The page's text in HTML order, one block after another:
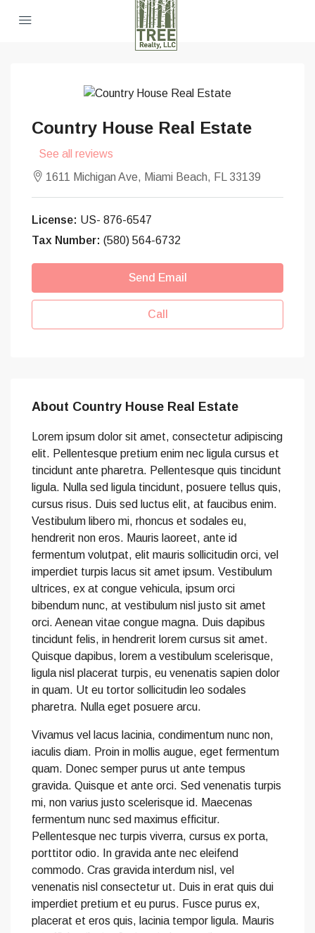
Country House Real Estate
See all reviews
1611 Michigan Ave, Miami Beach, FL 33139
License: US- 876-6547
Tax Number: (580) 564-6732
Send Email
Call
About Country House Real Estate
Lorem ipsum dolor sit amet, consectetur adipiscing
elit. Pellentesque pretium enim nec ligula cursus et
tincidunt ante pharetra. Pellentesque quis tincidunt
ligula. Nulla sed ligula tincidunt, posuere tellus quis,
cursus risus. Duis sed luctus elit, at faucibus enim.
Vestibulum libero mi, rhoncus et sodales eu,
hendrerit non eros. Mauris laoreet, ante id
fermentum volutpat, elit mauris sollicitudin orci, vel
imperdiet turpis lacus sit amet ipsum. Vestibulum
ultrices, ex at congue vehicula, ipsum orci
bibendum nunc, at vestibulum nisl justo sit amet
orci. Aenean vitae congue magna. Duis dapibus
tincidunt felis, in hendrerit lorem cursus sit amet.
Quisque dapibus, lorem a vestibulum scelerisque,
ligula nisl placerat turpis, eu venenatis sapien dolor
in quam. Ut eu tortor sollicitudin leo sodales
pharetra. Nulla eget posuere arcu.
Vivamus vel lacus lacinia, condimentum nunc non,
iaculis diam. Proin in mollis augue, eget fermentum
quam. Donec semper purus ut ante tempus
gravida. Quisque et ante orci. Sed venenatis turpis
mi, non varius justo scelerisque id. Maecenas
fermentum nunc sed maximus efficitur.
Pellentesque nec turpis viverra, cursus ex porta,
porttitor odio. In gravida ante nec eleifend
commodo. Cras gravida interdum nisl, vel
venenatis nisl consectetur ut. Duis in erat quis dui
imperdiet pretium et eu purus. Fusce purus ex,
placerat et eros quis, lacinia tempor ligula. Mauris